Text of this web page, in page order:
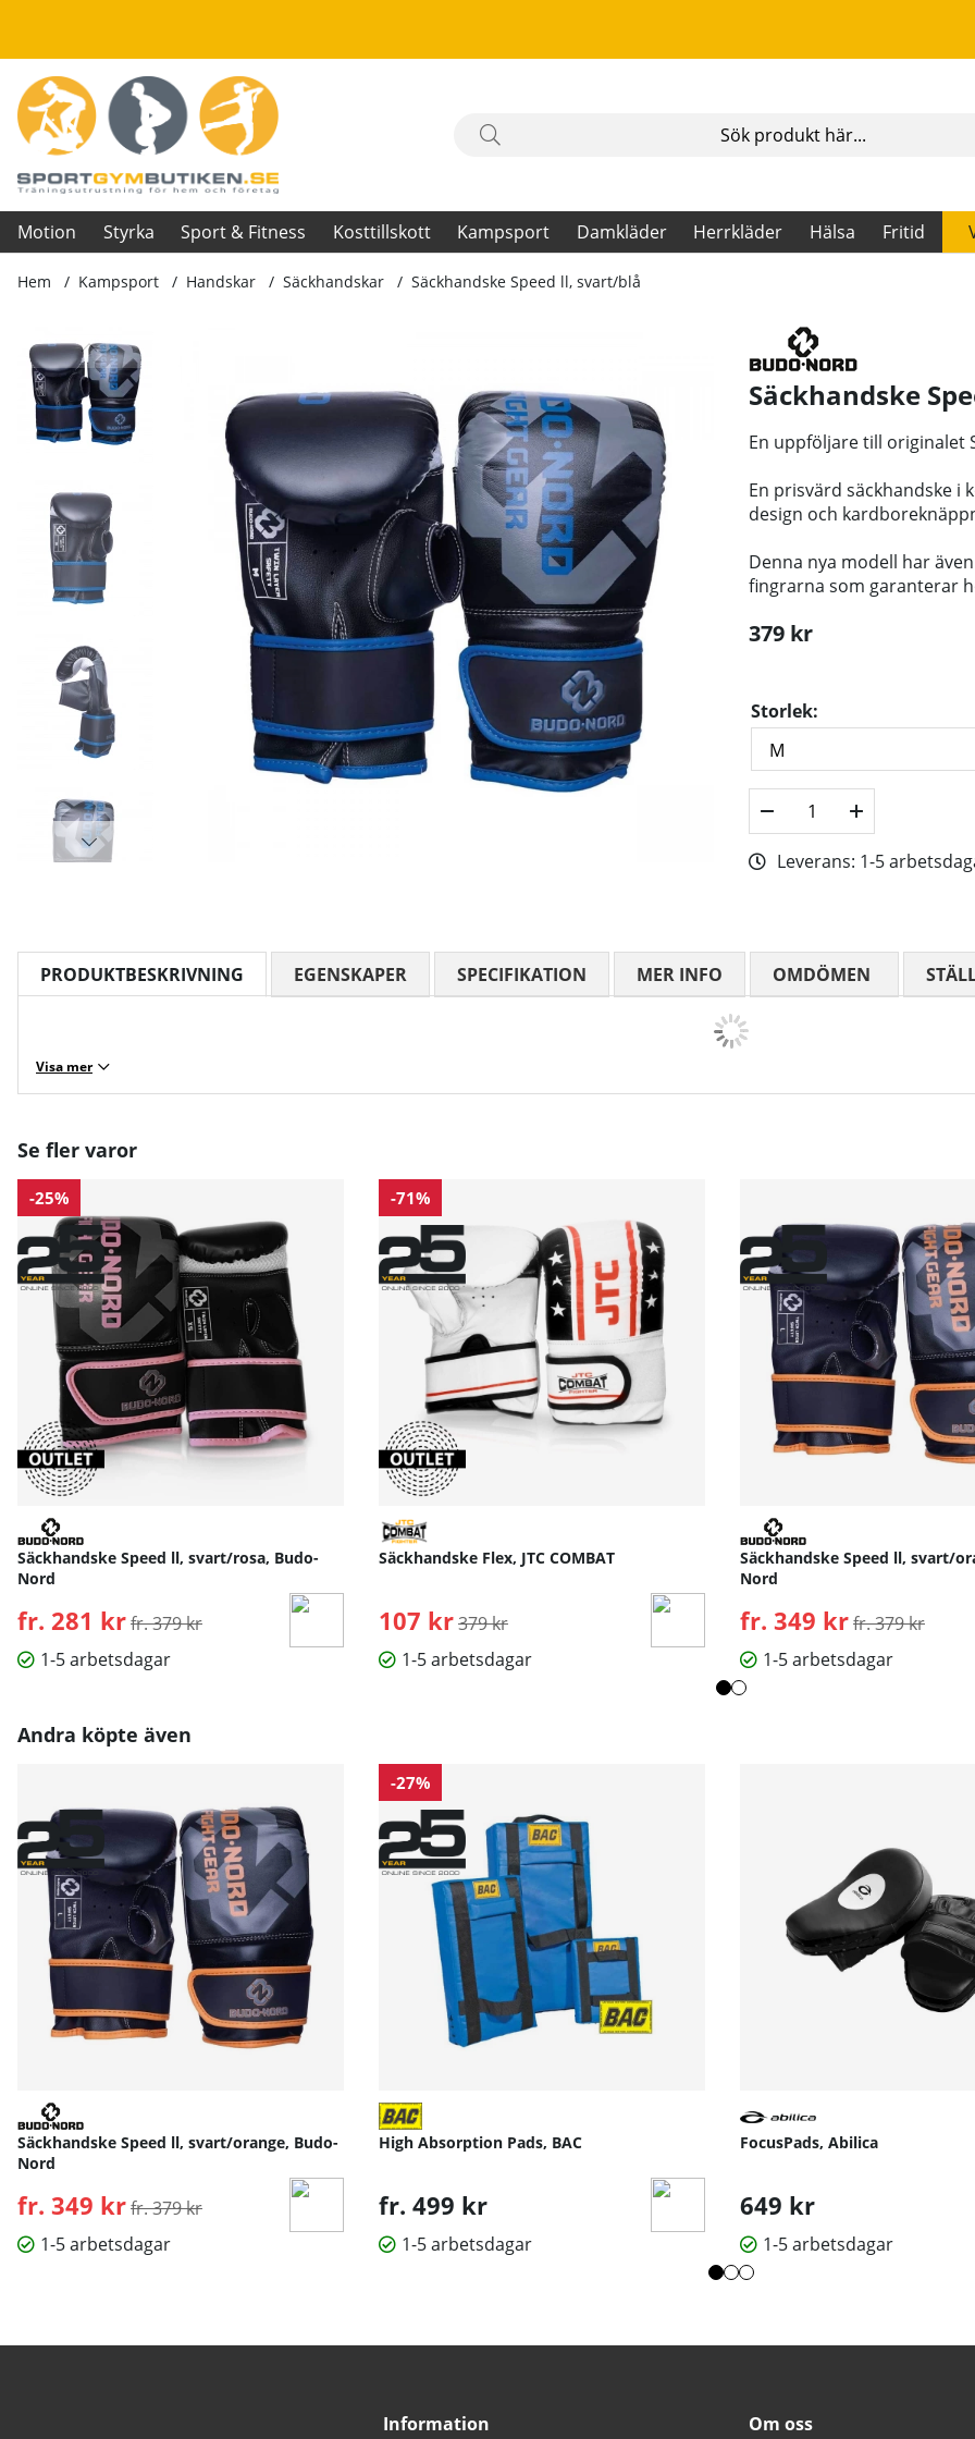
Motion Styrka Sport & Fitness Kosttillskott Kampsport Damkläder Herrkläder Hälsa Fritid
Hem Kampsport Handskar Säckhandskar Säckhandske Speed ll, svart/blå
Produktbilder Säckhandske Speed ll, svart/blå
Säckhandske
En uppföljare till originalet
En prisvärd säckhandske
design och
Denna nya modell har
fingrarna som garanterar
379 kr
Storlek:
Leverans: 1-5
PRODUKTBESKRIVNING
Visa mer
EGENSKAPER SPECIFIKATION MER INFO OMDÖMEN
Se fler varor
-25%
Säckhandske Speed ll, svart/rosa, Budo-
Nord
fr. 281 krOrdinarie pris:
fr. 379 kr
1-5 arbetsdagar
-71%
Säckhandske Flex, JTC COMBAT
107 kr Ordinarie pris:
379 kr
1-5 arbetsdagar
Säckhandske Speed ll, svart/
Nord
fr. 349 krOrdinarie pris:
fr. 379 kr
1-5 arbetsdagar
Andra köpte även
Säckhandske Speed ll, svart/orange, Budo-
Nord
fr. 349 krOrdinarie pris:
fr. 379 kr
1-5 arbetsdagar
-27%
High Absorption Pads, BAC
fr. 499 kr
1-5 arbetsdagar
FocusPads, Abilica
649 kr
1-5 arbetsdagar
Information Om oss